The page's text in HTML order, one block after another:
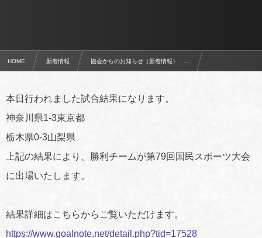
HOME 新着情報 協会からのお知らせ（新着情報） , …
本日行われました試合結果になります。
神奈川県1-3東京都
栃木県0-3山梨県
上記の結果により、勝利チームが第79回国民スポーツ大会
に出場いたします。
結果詳細はこちらからご覧いただけます。
https://www.goalnote.net/detail.php?tid=17528